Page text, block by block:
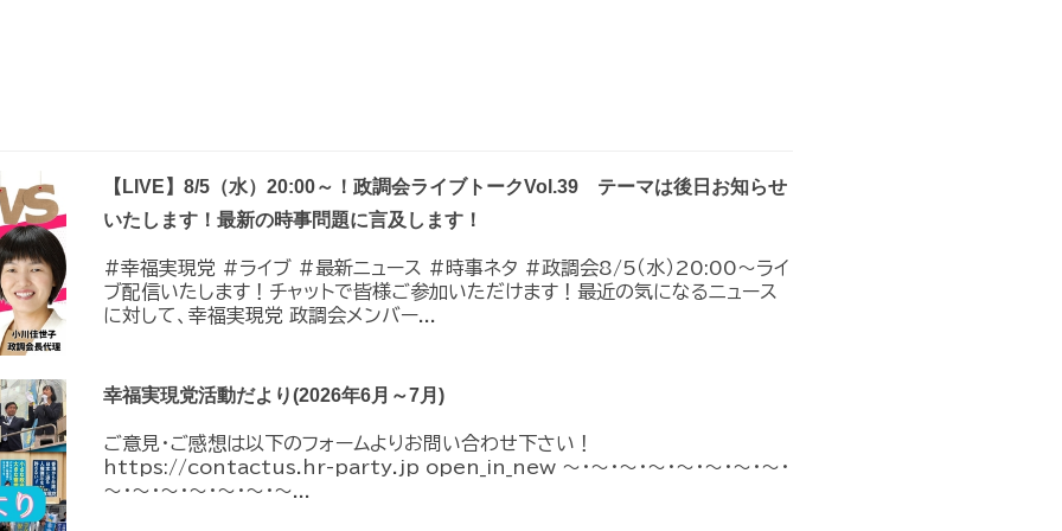
【LIVE】8/5（水）20:00～！政調会ライブトークVol.39 テーマは後日お知らせ
いたします！最新の時事問題に言及します！
#幸福実現党 #ライブ #最新ニュース #時事ネタ #政調会8/5（水）20:00～ライ
ブ配信いたします！チャットで皆様ご参加いただけます！最近の気になるニュース
に対して、幸福実現党 政調会メンバー...
幸福実現党活動だより(2026年6月～7月)
ご意見・ご感想は以下のフォームよりお問い合わせ下さい！
https://contactus.hr-party.jp open_in_new ～・～・～・～・～・～・～・～・
～・～・～・～・～・～・～...